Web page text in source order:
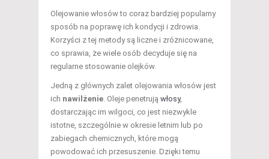
Olejowanie włosów to coraz bardziej popularny
sposób na poprawę ich kondycji i zdrowia.
Korzyści z tej metody są liczne i zróżnicowane,
co sprawia, że wiele osób decyduje się na
regularne stosowanie olejków.
Jedną z głównych zalet olejowania włosów jest
ich nawilżenie . Oleje penetrują włosy,
dostarczając im wilgoci, co jest niezwykle
istotne, szczególnie w okresie letnim lub po
zabiegach chemicznych, które mogą
powodować ich przesuszenie. Dzięki temu